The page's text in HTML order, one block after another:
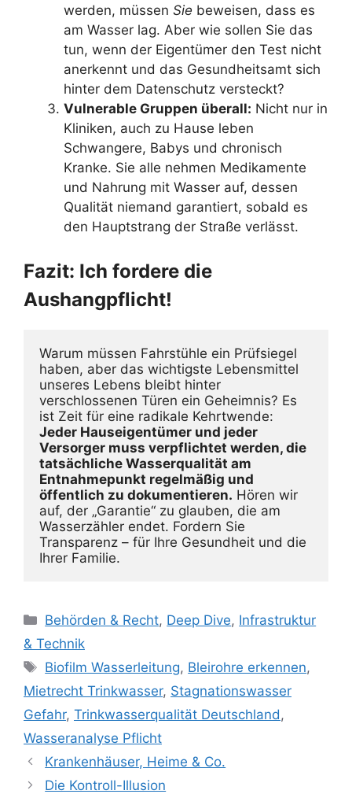
werden, müssen Sie beweisen, dass es
am Wasser lag. Aber wie sollen Sie das
tun, wenn der Eigentümer den Test nicht
anerkennt und das Gesundheitsamt sich
hinter dem Datenschutz versteckt?
Vulnerable Gruppen überall: Nicht nur in
Kliniken, auch zu Hause leben
Schwangere, Babys und chronisch
Kranke. Sie alle nehmen Medikamente
und Nahrung mit Wasser auf, dessen
Qualität niemand garantiert, sobald es
den Hauptstrang der Straße verlässt.
Fazit: Ich fordere die
Aushangpflicht!
Warum müssen Fahrstühle ein Prüfsiegel
haben, aber das wichtigste Lebensmittel
unseres Lebens bleibt hinter
verschlossenen Türen ein Geheimnis? Es
Jeder Hauseigentümer und jeder
Versorger muss verpflichtet werden, die
tatsächliche Wasserqualität am
Entnahmepunkt regelmäßig und
öffentlich zu dokumentieren. Hören wir
auf, der „Garantie“ zu glauben, die am
Wasserzähler endet. Fordern Sie
Transparenz – für Ihre Gesundheit und die
Ihrer Familie.
Kategorien
Behörden & Recht, Deep Dive, Infrastruktur
& Technik
Schlagwörter
Biofilm Wasserleitung, Bleirohre erkennen,
Mietrecht Trinkwasser, Stagnationswasser
Gefahr, Trinkwasserqualität Deutschland ,
Wasseranalyse Pflicht
Krankenhäuser, Heime & Co.
Die Kontroll-Illusion